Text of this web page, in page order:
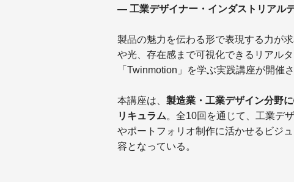
― 工業デザイナー・インダストリアル
製品の魅力を伝わる形で表現する力が
や光、存在感まで可視化できるリアル
「Twinmotion」を学ぶ実践講座が開催さ
本講座は、 製造業・工業デザイン分野
リキュラム。全10回を通じて、工業デ
やポートフォリオ制作に活かせるビジ
容となっている。